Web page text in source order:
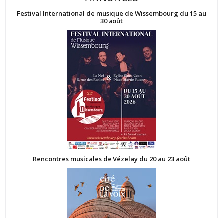
Festival International de musique de Wissembourg du 15 au
30 août
Rencontres musicales de Vézelay du 20 au 23 août